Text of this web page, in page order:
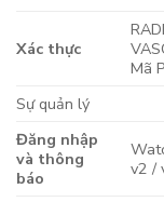
Xác thực
Mã
Sự quản lý
Đăng nhập
và thông
báo
v2 /